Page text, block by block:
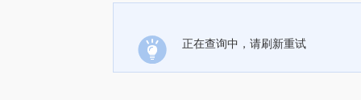
正在查询中，请刷新重试